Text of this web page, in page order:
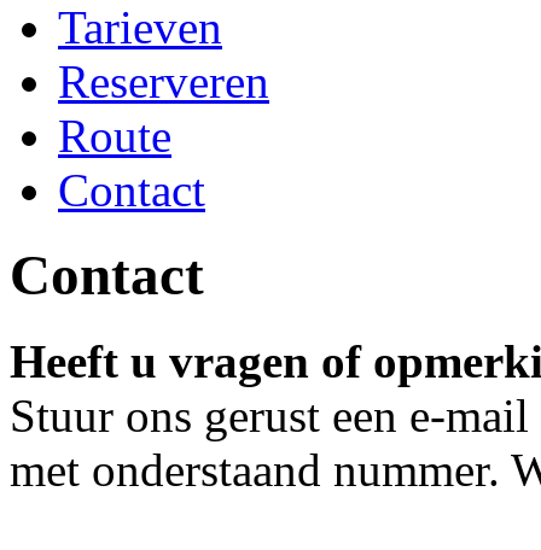
Tarieven
Reserveren
Route
Contact
Contact
Heeft u vragen of
Stuur ons gerust een e-
met onderstaand nummer.